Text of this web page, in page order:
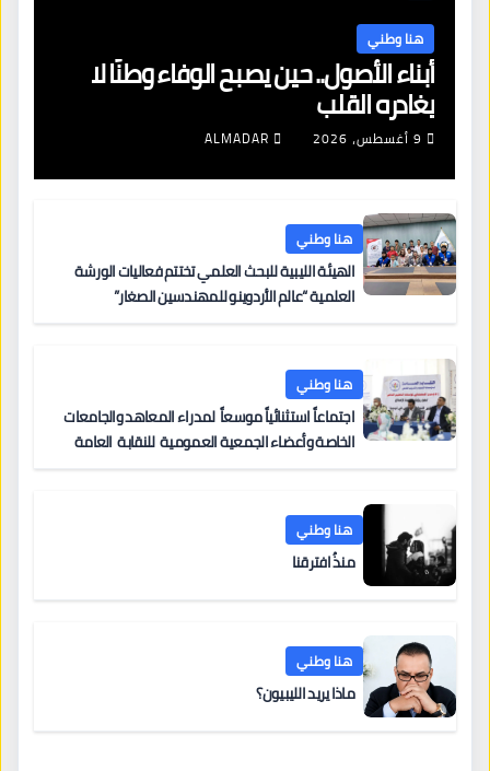
هنا وطني
أبناء الأصول.. حين يصبح الوفاء وطنًا لا
يغادره القلب
9 أغسطس، 2026 ALMADAR
هنا وطني
الهيئة الليبية للبحث العلمي تختتم فعاليات الورشة
العلمية “عالم الأردوينو للمهندسين الصغار”
هنا وطني
اجتماعاً استثنائياً موسعاً لمدراء المعاهد والجامعات
الخاصة وأعضاء الجمعية العمومية للنقابة العامة
هنا وطني
منذُ افترقنا
هنا وطني
ماذا يريد الليبيون؟